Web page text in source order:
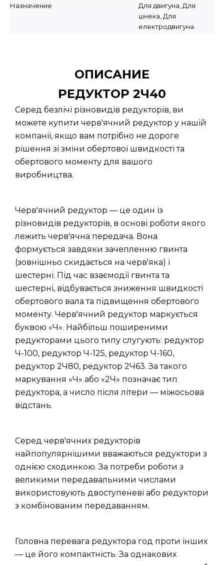
Назначение
Для двигуна, Для
шнека, Для
електродвигуна
ОПИСАНИЕ
РЕДУКТОР 2Ч40
Серед безлічі різновидів редукторів, ви
можете купити черв'ячний редуктор у нашій
компанії, якщо вам потрібно не дороге
рішення зі зміни обертової швидкості та
обертового моменту для вашого
виробництва.
Черв'ячний редуктор — це один із
різновидів редукторів, в основі роботи якого
лежить черв'ячна передача. Вона
формується завдяки зачепленню гвинта
(зовнішньо скидається на черв'яка) і
шестерні. Під час взаємодії гвинта та
шестерні, відбувається зниження швидкості
обертового вала та підвищення обертового
моменту. Черв'ячний редуктор маркується
буквою «Ч». Найбільш поширеними
редукторами цього типу слугують: редуктор
Ч-100, редуктор Ч-125, редуктор Ч-160,
редуктор 2Ч80, редуктор 2Ч63. За такого
маркування «Ч» або «2Ч» позначає тип
редуктора, а число після літери — міжосьова
відстань.
Серед черв'ячних редукторів
найпопулярнішими вважаються редуктори з
однією сходинкою. За потреби роботи з
великими передавальними числами
використовують двоступеневі або редуктори
з комбінованим передаванням.
Головна перевага редуктора год проти інших
— це його компактність. За однакових